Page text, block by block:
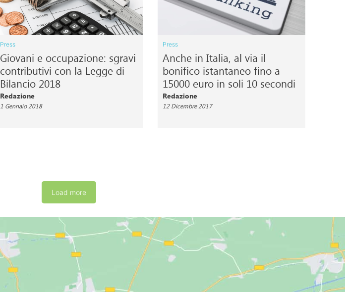
Press
Giovani e occupazione: sgravi
contributivi con la Legge di
Bilancio 2018
Redazione
1 Gennaio 2018
Press
Anche in Italia, al via il
bonifico istantaneo fino a
15000 euro in soli 10 secondi
Redazione
12 Dicembre 2017
Load more